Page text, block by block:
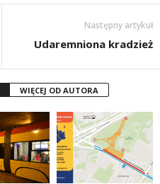
Następny artykuł
Udaremniona kradzież
WIĘCEJ OD AUTORA